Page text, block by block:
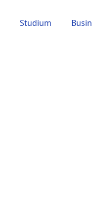
Studium